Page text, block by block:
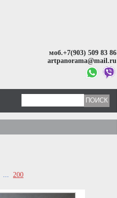
моб.+7(903) 509 83 86
artpanorama@mail.ru
... 200